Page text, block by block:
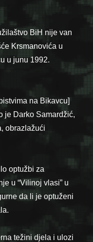
BiH nije van
Krsmanovića u
u junu 1992.
na Bikavcu]
je Darko Samardžić,
obrazlažući
optužbi za
u “Vilinoj vlasi” u
da li je optuženi
težini djela i ulozi